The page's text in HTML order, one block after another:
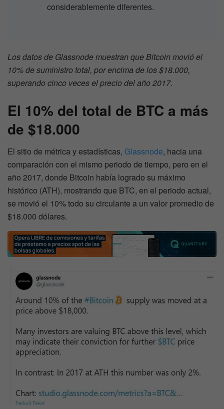
considerablemente diferentes.
Los datos de Glassnode muestran que Bitcoin movió el
10% de suministro total, por encima de los $18.000,
superando cinco veces el precio del año 2017.
El 10% del total de BTC a más
de $18.000
El sitio de métrica y estadísticas, Glassnode, hacia una
comparación con el mismo periodo de tiempo, pero en el
año 2017, donde Bitcoin había logrado su máximo
histórico (ATH), mostrando que BTC, en el periodo actual,
se movió el 10% todo su circulante a un valor promedio de
$18.000 dólares.